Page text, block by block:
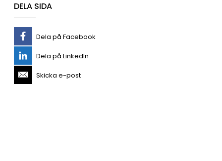
DELA SIDA
Dela på Facebook
Dela på LinkedIn
Skicka e-post